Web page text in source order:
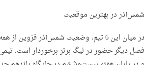
شمس‌آذر در بهترین موقعیت
در میان این 6 تیم، وضعیت شمس‌آذر